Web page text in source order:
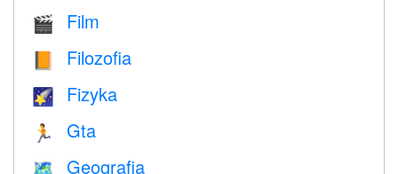
🎬 Film
📙 Filozofia
🌠 Fizyka
🏃 Gta
🗺 Geografia